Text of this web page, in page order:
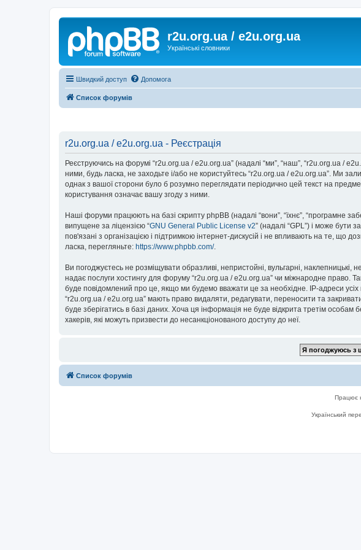
r2u.org.ua / e2u.org.ua
Українські словники
Швидкий доступ Допомога
Список форумів
r2u.org.ua / e2u.org.ua - Реєстрація
Реєструючись на форумі “r2u.org.ua / e2u.org.ua” (надалі “ми”, “наш”, “r2u.org.ua /
ними, будь ласка, не заходьте і/або не користуйтесь “r2u.org.ua / e2u.org.ua”. Ми
однак з вашої сторони було б розумно переглядати періодично цей текст на
користування означає вашу згоду з ними.
Наші форуми працюють на базі скрипту phpBB (надалі “вони”, “їхнє”, “програмне
випущене за ліцензією “GNU General Public License v2” (надалі “GPL”) і може бути
пов'язані з організацією і підтримкою інтернет-дискусій і не впливають на те, що
ласка, перегляньте: https://www.phpbb.com/.
Ви погоджуєтесь не розміщувати образливі, непристойні, вульгарні, наклепницькі,
надає послуги хостингу для форуму “r2u.org.ua / e2u.org.ua” чи міжнародне право.
буде повідомлений про це, якщо ми будемо вважати це за необхідне. IP-адреси
“r2u.org.ua / e2u.org.ua” мають право видаляти, редагувати, переносити та
буде зберігатись в базі даних. Хоча ця інформація не буде відкрита третім особам
хакерів, які можуть призвести до несанкціонованого доступу до неї.
Список форумів
Працює
Український